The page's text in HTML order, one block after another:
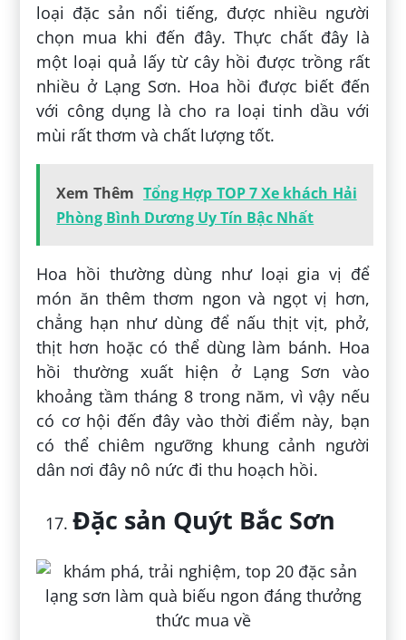
loại đặc sản nổi tiếng, được nhiều người
chọn mua khi đến đây. Thực chất đây là
một loại quả lấy từ cây hồi được trồng rất
nhiều ở Lạng Sơn. Hoa hồi được biết đến
với công dụng là cho ra loại tinh dầu với
mùi rất thơm và chất lượng tốt.
Xem Thêm Tổng Hợp TOP 7 Xe khách Hải
Phòng Bình Dương Uy Tín Bậc Nhất
Hoa hồi thường dùng như loại gia vị để
món ăn thêm thơm ngon và ngọt vị hơn,
chẳng hạn như dùng để nấu thịt vịt, phở,
thịt hơn hoặc có thể dùng làm bánh. Hoa
hồi thường xuất hiện ở Lạng Sơn vào
khoảng tầm tháng 8 trong năm, vì vậy nếu
có cơ hội đến đây vào thời điểm này, bạn
có thể chiêm ngưỡng khung cảnh người
dân nơi đây nô nức đi thu hoạch hồi.
Đặc sản Quýt Bắc Sơn